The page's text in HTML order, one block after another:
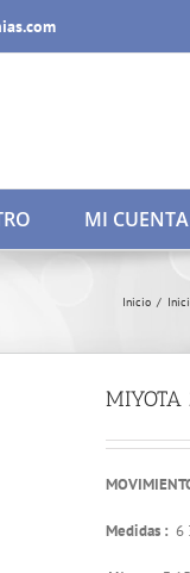
MI CUENTA
Inicio /
MIYOTA
Medidas : 6